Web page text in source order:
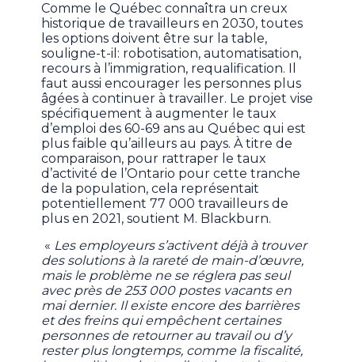
Comme le Québec connaîtra un creux
historique de travailleurs en 2030, toutes
les options doivent être sur la table,
souligne-t-il: robotisation, automatisation,
recours à l’immigration, requalification. Il
faut aussi encourager les personnes plus
âgées à continuer à travailler. Le projet vise
spécifiquement à augmenter le taux
d’emploi des 60-69 ans au Québec qui est
plus faible qu’ailleurs au pays. À titre de
comparaison, pour rattraper le taux
d’activité de l’Ontario pour cette tranche
de la population, cela représentait
potentiellement 77 000 travailleurs de
plus en 2021, soutient M. Blackburn.
« Les employeurs s’activent déjà à trouver
des solutions à la rareté de main-d’œuvre,
mais le problème ne se réglera pas seul
avec près de 253 000 postes vacants en
mai dernier. Il existe encore des barrières
et des freins qui empêchent certaines
personnes de retourner au travail ou d’y
rester plus longtemps, comme la fiscalité,